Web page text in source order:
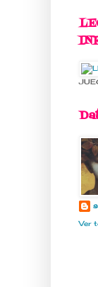
Ver